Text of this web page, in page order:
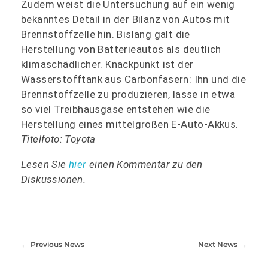
Zudem weist die Untersuchung auf ein wenig
bekanntes Detail in der Bilanz von Autos mit
Brennstoffzelle hin. Bislang galt die
Herstellung von Batterieautos als deutlich
klimaschädlicher. Knackpunkt ist der
Wasserstofftank aus Carbonfasern: Ihn und die
Brennstoffzelle zu produzieren, lasse in etwa
so viel Treibhausgase entstehen wie die
Herstellung eines mittelgroßen E-Auto-Akkus.
Titelfoto: Toyota
Lesen Siehier einen Kommentar zu den
Diskussionen.
Previous News Next News